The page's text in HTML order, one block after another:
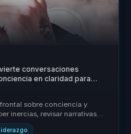
conversaciones
en claridad para
sobre conciencia y
inercias, revisar narrativas